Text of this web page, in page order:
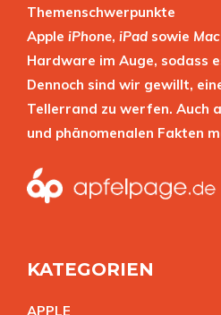
Themenschwerpunkte
Apple iPhone, iPad sowie Mac
Hardware im Auge, sodass
Dennoch sind wir gewillt,
Tellerrand zu werfen. Auch
und phänomenalen Fakten
KATEGORIEN
APPLE